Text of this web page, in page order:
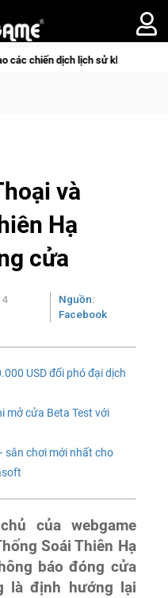
lịch sử khốc liệt
và
Hạ
cửa
Nguồn:
Facebook
USD đối phó đại dịch
mở cửa Beta Test với
sân chơi mới nhất cho
của webgame
Soái Thiên Hạ
báo đóng cửa
là định hướng lại